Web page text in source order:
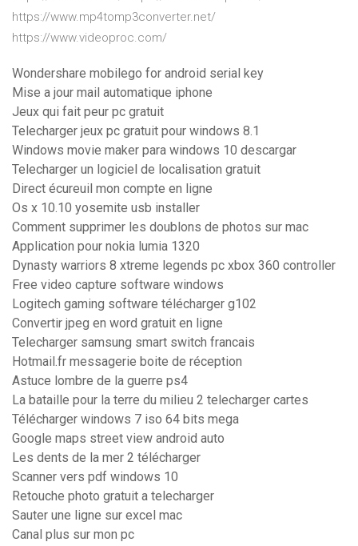
https://www.mp4tomp3converter.net/
https://www.videoproc.com/
Wondershare mobilego for android serial key
Mise a jour mail automatique iphone
Jeux qui fait peur pc gratuit
Telecharger jeux pc gratuit pour windows 8.1
Windows movie maker para windows 10 descargar
Telecharger un logiciel de localisation gratuit
Direct écureuil mon compte en ligne
Os x 10.10 yosemite usb installer
Comment supprimer les doublons de photos sur mac
Application pour nokia lumia 1320
Dynasty warriors 8 xtreme legends pc xbox 360 controller
Free video capture software windows
Logitech gaming software télécharger g102
Convertir jpeg en word gratuit en ligne
Telecharger samsung smart switch francais
Hotmail.fr messagerie boite de réception
Astuce lombre de la guerre ps4
La bataille pour la terre du milieu 2 telecharger cartes
Télécharger windows 7 iso 64 bits mega
Google maps street view android auto
Les dents de la mer 2 télécharger
Scanner vers pdf windows 10
Retouche photo gratuit a telecharger
Sauter une ligne sur excel mac
Canal plus sur mon pc